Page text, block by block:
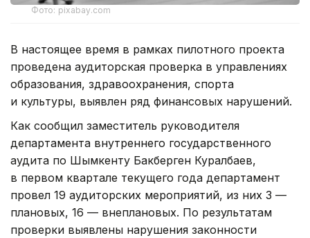
Фото: pixabay.com
В настоящее время в рамках пилотного проекта
проведена аудиторская проверка в управлениях
образования, здравоохранения, спорта
и культуры, выявлен ряд финансовых нарушений.
Как сообщил заместитель руководителя
департамента внутреннего государственного
аудита по Шымкенту Бакберген Куралбаев,
в первом квартале текущего года департамент
провел 19 аудиторских мероприятий, из них 3 —
плановых, 16 — внеплановых. По результатам
проверки выявлены нарушения законности